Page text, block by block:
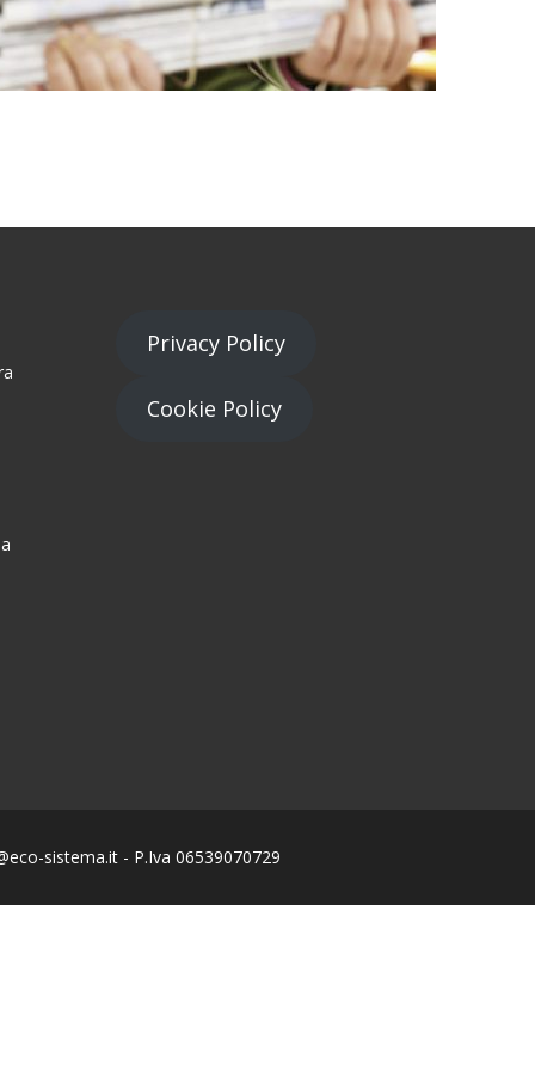
Privacy Policy
Cookie Policy
sistema.it - P.Iva 06539070729